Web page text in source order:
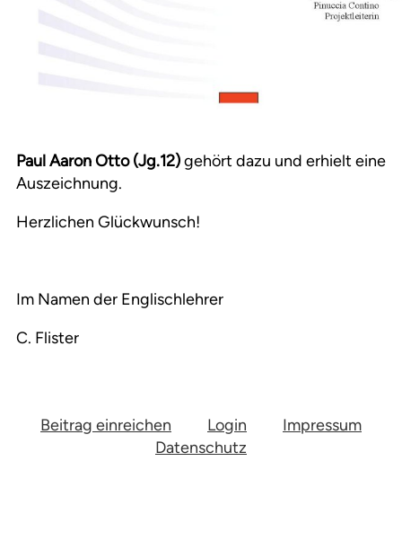
Paul Aaron Otto (Jg.12)gehört dazu und erhielt eine
Auszeichnung.
Herzlichen Glückwunsch!
Im Namen der Englischlehrer
C. Flister
Beitrag einreichen Login
Impressum
Datenschutz